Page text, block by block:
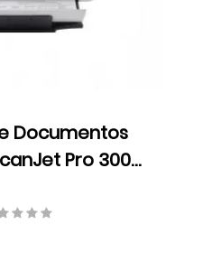
Documentos
Pro 3000
Resolución 300